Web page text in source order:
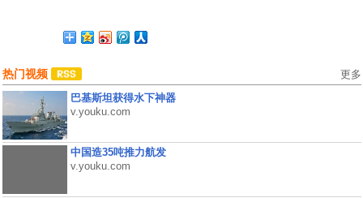
热门视频 更多
巴基斯坦获得水下神器
v.youku.com
中国造35吨推力航发
v.youku.com